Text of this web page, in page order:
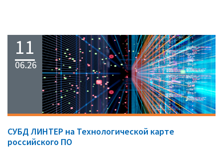
11
06.26
СУБД ЛИНТЕР на Технологической карте
российского ПО